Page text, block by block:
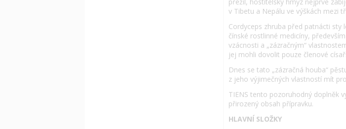
v Tibetu a Nepálu ve výškách mezi
Cordyceps zhruba před patnácti sty
čínské rostlinné medicíny,
vzácnosti a „zázračným“
jej mohli dovolit pouze členové
Dnes se tato „zázračná houba“
z jeho výjimečných vlastností mít
TIENS tento pozoruhodný doplněk
přirozený obsah přípravku.
HLAVNÍ SLOŽKY